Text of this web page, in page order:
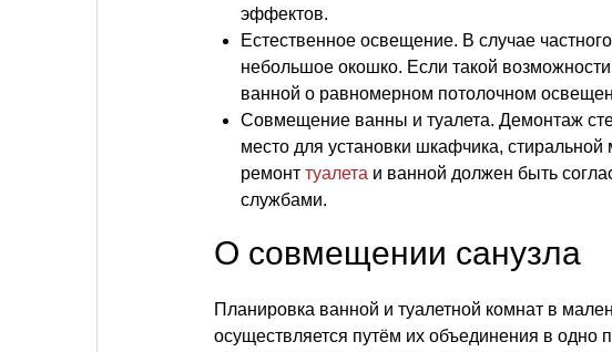
эффектов.
Естественное освещение. В случае
небольшое окошко. Если такой
ванной о равномерном потолочном
Совмещение ванны и туалета. Демонтаж
место для установки шкафчика,
ремонт туалета и ванной должен быть
службами.
О совмещении санузла
Планировка ванной и туалетной комнат в
осуществляется путём их объединения в одно